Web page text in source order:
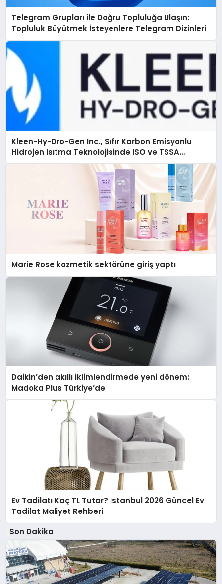
Telegram Grupları ile Doğru Topluluğa Ulaşın:
Topluluk Büyütmek İsteyenlere Telegram Dizinleri
Kleen-Hy-Dro-Gen Inc., Sıfır Karbon Emisyonlu
Hidrojen Isıtma Teknolojisinde ISO ve TSSA
Düzenleyici Onaylarını Aldı
Marie Rose kozmetik sektörüne giriş yaptı
Daikin’den akıllı iklimlendirmede yeni dönem:
Madoka Plus Türkiye’de
Ev Tadilatı Kaç TL Tutar? İstanbul 2026 Güncel Ev
Tadilat Maliyet Rehberi
Son Dakika